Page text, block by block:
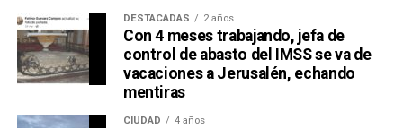
DESTACADAS 2 años
Con 4 meses trabajando, jefa de
control de abasto del IMSS se va de
vacaciones a Jerusalén, echando
mentiras
CIUDAD 4 años